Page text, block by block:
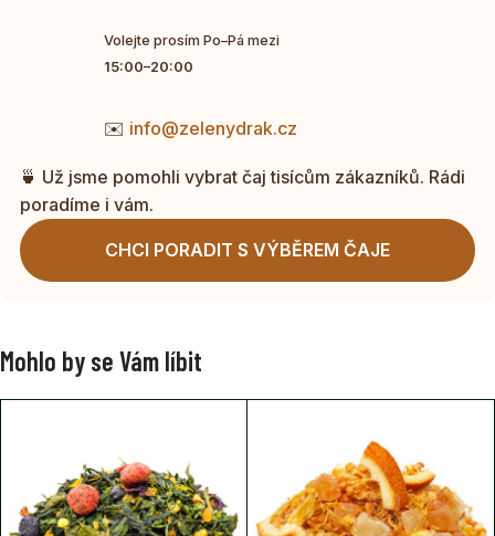
Volejte prosím Po–Pá mezi
15:00–20:00
✉️ info@zelenydrak.cz
🍵 Už jsme pomohli vybrat čaj tisícům zákazníků. Rádi
poradíme i vám.
CHCI PORADIT S VÝBĚREM ČAJE
Mohlo by se Vám líbit